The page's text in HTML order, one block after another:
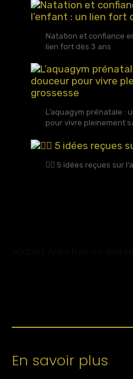
Natation et confiance
lien fort dès 3 ans
L’aquagym prénatale :
pour vivre pleinement
🏊‍♀️ 5 idées reçues sur
En savoir plus